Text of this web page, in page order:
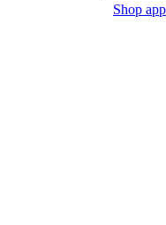
Shop app